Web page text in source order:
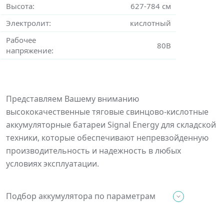
Высота:
627-784 см
Электролит:
кислотный
Рабочее
напряжение:
80В
Представляем Вашему вниманию
высококачественные тяговые свинцово-кислотные
аккумуляторные батареи Signal Energy для складской
техники, которые обеспечивают непревзойденную
производительность и надежность в любых
условиях эксплуатации.
Подбор аккумулятора по параметрам